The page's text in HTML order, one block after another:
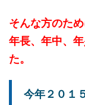
そんな方のた
年長、年中、
た。
今年２０１